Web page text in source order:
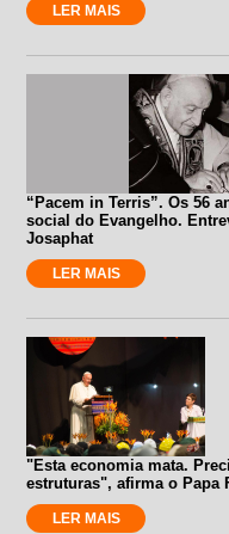
LER MAIS
“Pacem in Terris”. Os 56
social do Evangelho.
Josaphat
LER MAIS
"Esta economia mata.
estruturas", afirma o Papa
LER MAIS